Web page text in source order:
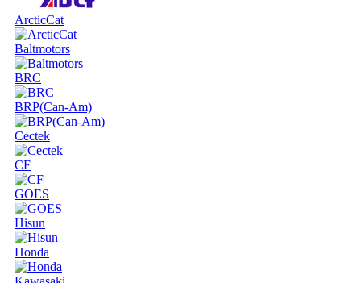
ArcticCat
Baltmotors
BRC
BRP(Can-Am)
Cectek
CF
GOES
Hisun
Honda